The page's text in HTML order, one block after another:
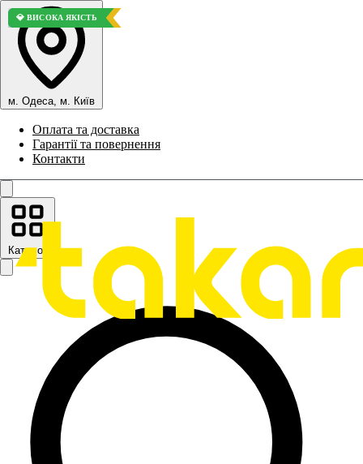
м. Одеса, м. Київ
Оплата та доставка
Гарантії та повернення
Контакти
Каталог
🏆 КРАЩИЙ ВАРІАНТ
🚀 ТОП ПРОДАЖІВ
🚀 ТОП ПРОДАЖІВ
💎 ВИСОКА ЯКІСТЬ
💎 ВИСОКА ЯКІСТЬ